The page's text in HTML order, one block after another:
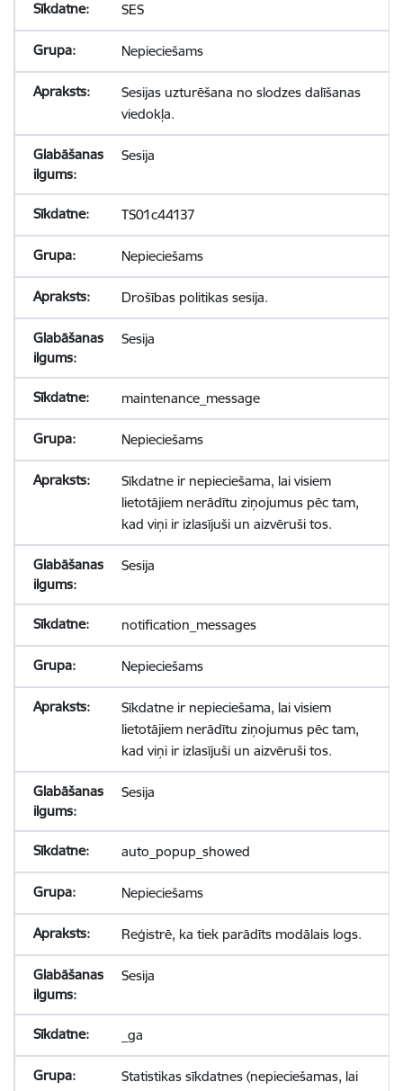
SES
Nepieciešams
Sesijas uzturēšana no slodzes dalīšanas
viedokļa.
Sesija
TS01c44137
Nepieciešams
Drošības politikas sesija.
Sesija
maintenance_message
Nepieciešams
Sīkdatne ir nepieciešama, lai visiem
lietotājiem nerādītu ziņojumus pēc tam,
kad viņi ir izlasījuši un aizvēruši tos.
Sesija
notification_messages
Nepieciešams
Sīkdatne ir nepieciešama, lai visiem
lietotājiem nerādītu ziņojumus pēc tam,
kad viņi ir izlasījuši un aizvēruši tos.
Sesija
auto_popup_showed
Nepieciešams
Reģistrē, ka tiek parādīts modālais logs.
Sesija
_ga
Statistikas sīkdatnes (nepieciešamas, lai